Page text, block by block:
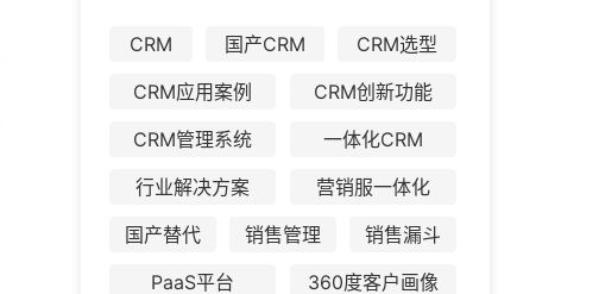
CRM 国产CRM
CRM选型
CRM应用案例
CRM创新功能
CRM管理系统
一体化CRM
行业解决方案
营销服一体化
国产替代
销售管理
销售漏斗
PaaS平台
360度客户画像